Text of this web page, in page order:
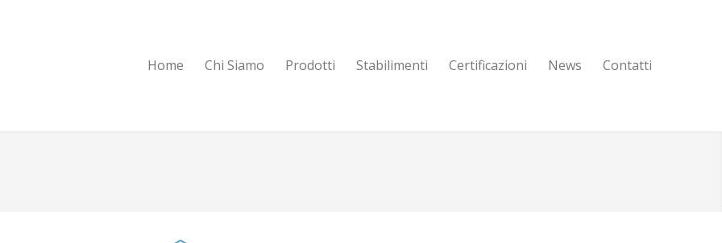
Home Chi Siamo Prodotti Stabilimenti Certificazioni News Contatti